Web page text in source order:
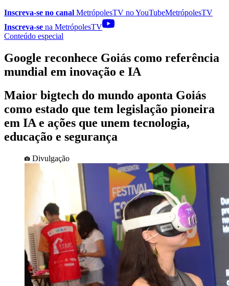
Inscreva-se no canal MetrópolesTV noYouTubeMetrópolesTV
Inscreva-se na MetrópolesTV
Conteúdo especial
Google reconhece Goiás como referência
mundial em inovação e IA
Maior bigtech do mundo aponta Goiás
como estado que tem legislação pioneira
em IA e ações que unem tecnologia,
educação e segurança
Divulgação